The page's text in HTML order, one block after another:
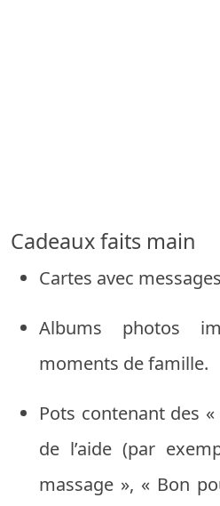
Cadeaux faits main
Cartes avec
Albums photos
moments de famille.
Pots contenant des
de l’aide (par
massage », « Bon